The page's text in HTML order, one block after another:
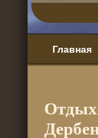
Главная